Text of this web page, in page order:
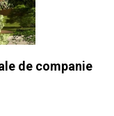
de companie